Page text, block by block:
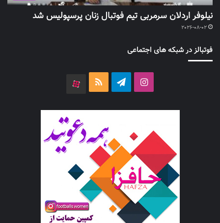
نیلوفر اردلان سرمربی تیم فوتبال زنان پرسپولیس شد
2026-08-02
فوتبالز در شبکه های اجتماعی
اینستاگرامتلگرام خوراک